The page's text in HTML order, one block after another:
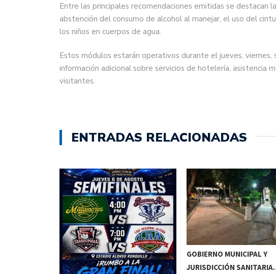
Entre las principales recomendaciones emitidas se destacan
abstención del consumo de alcohol al manejar, el uso del
los niños en cuerpos de agua.
Estos módulos estarán operativos durante el jueves, viernes,
información adicional sobre servicios de hotelería, asistencia
visitantes.
ENTRADAS RELACIONADAS
GOBIERNO MUNICIPAL Y
JURISDICCIÓN